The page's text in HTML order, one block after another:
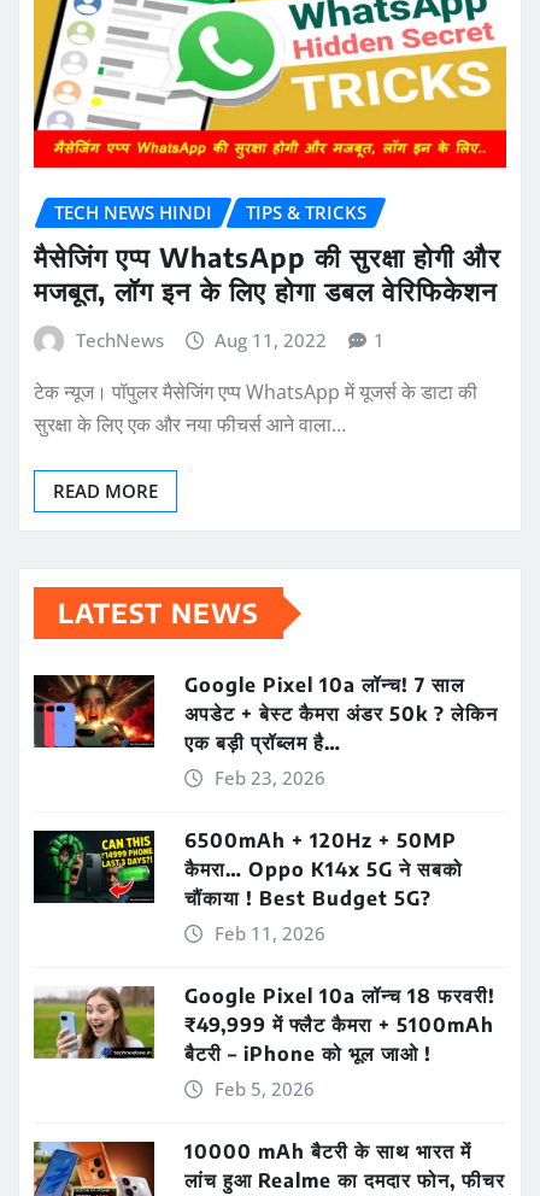
TECH NEWS HINDI TIPS & TRICKS
मैसेजिंग एप्प WhatsApp की सुरक्षा होगी और
मजबूत, लॉग इन के लिए होगा डबल वेरिफिकेशन
TechNews Aug 11, 2022 1
टेक न्यूज। पॉपुलर मैसेजिंग एप्प WhatsApp में यूजर्स के डाटा की
सुरक्षा के लिए एक और नया फीचर्स आने वाला…
READ MORE
LATEST NEWS
Google Pixel 10a लॉन्च! 7 साल
अपडेट + बेस्ट कैमरा अंडर 50k ? लेकिन
एक बड़ी प्रॉब्लम है…
Feb 23, 2026
6500mAh + 120Hz + 50MP
कैमरा… Oppo K14x 5G ने सबको
चौंकाया ! Best Budget 5G?
Feb 11, 2026
Google Pixel 10a लॉन्च 18 फरवरी!
₹49,999 में फ्लैट कैमरा + 5100mAh
बैटरी – iPhone को भूल जाओ !
Feb 5, 2026
10000 mAh बैटरी के साथ भारत में
लांच हुआ Realme का दमदार फोन, फीचर